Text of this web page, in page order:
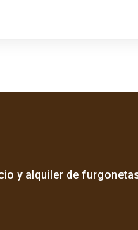
y alquiler de